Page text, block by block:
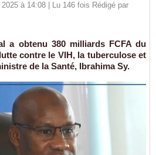
à 14:08 | Lu 146 fois Rédigé par
a obtenu 380 milliards FCFA du
contre le VIH, la tuberculose et
de la Santé, Ibrahima Sy.